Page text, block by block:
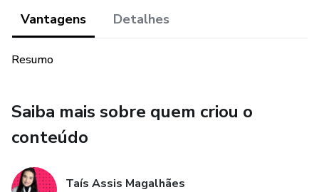
Vantagens Detalhes
Resumo
Saiba mais sobre quem criou o
conteúdo
Taís Assis Magalhães